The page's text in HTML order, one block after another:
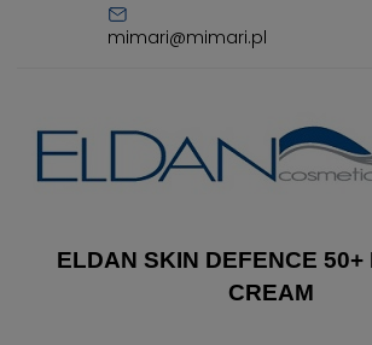
mimari@mimari.pl
ELDAN SKIN DEFENCE 50+
CREAM